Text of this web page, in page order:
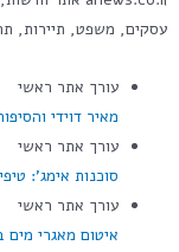
עסקים, משפט, תיירות,
עורך אתר ראשי
מאיר דוידי
עורך אתר ראשי
סוכנות אימג':
עורך אתר ראשי
איטום מאגרי מים